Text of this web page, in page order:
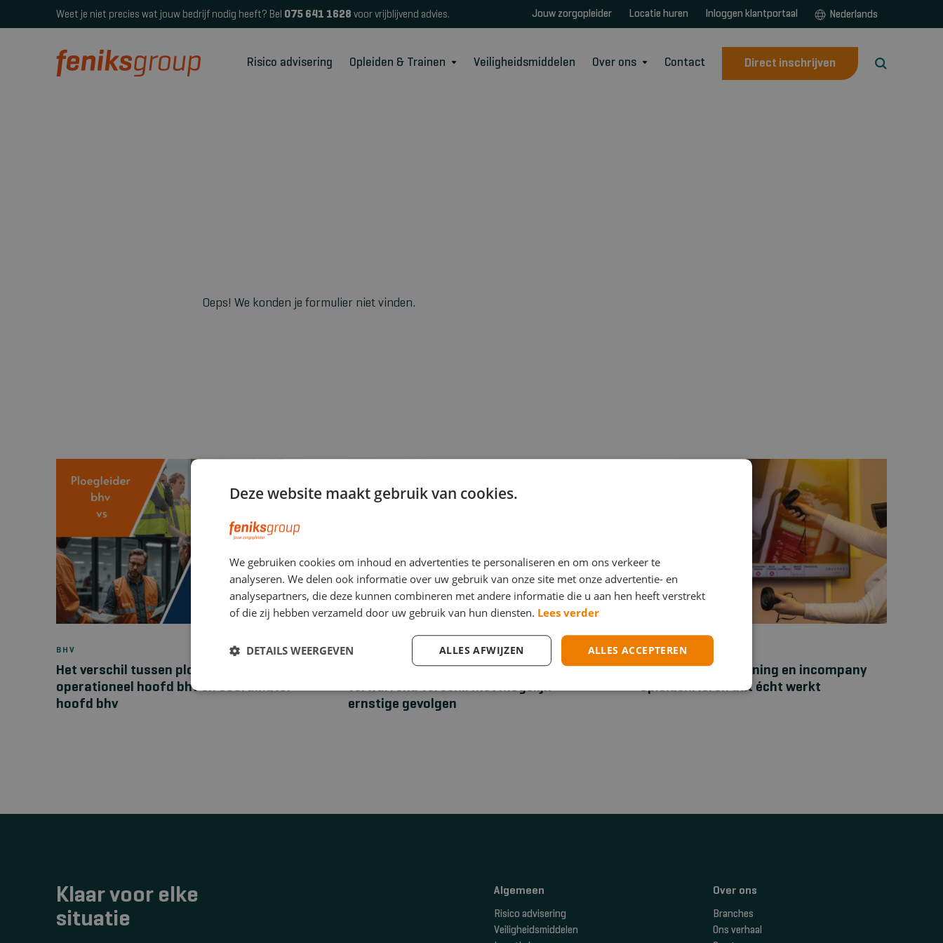
Weet je niet precies wat jouw bedrijf nodig heeft? Bel 075 641 1628 voor vrijblijvend advies. Jouw zorgopleider Locatie huren Inloggen klantportaal Nederlands
Risico advisering Opleiden & Trainen Veiligheidsmiddelen Over ons Contact Direct inschrijven
Oeps! We konden je formulier niet vinden.
BHV
Het verschil tussen ploegleider bhv,
operationeel hoofd bhv en coördinator
hoofd bhv
EHBO
Stuwband versus tourniquet: een
verwarrend verschil met mogelijk
ernstige gevolgen
NIEUWS
Bhv‑maatwerktraining en incompany
opleiden: leren dat écht werkt
Klaar voor elke
situatie
Algemeen
Risico advisering
Veiligheidsmiddelen
Over ons
Branches
Ons verhaal
Deze website maakt gebruik van cookies.
We gebruiken cookies om inhoud en advertenties te personaliseren en om ons verkeer te
analyseren. We delen ook informatie over uw gebruik van onze site met onze advertentie- en
analysepartners, die deze kunnen combineren met andere informatie die u aan hen heeft verstrekt
of die zij hebben verzameld door uw gebruik van hun diensten. Lees verder
ALLES ACCEPTEREN
ALLES AFWIJZEN
DETAILS WEERGEVEN